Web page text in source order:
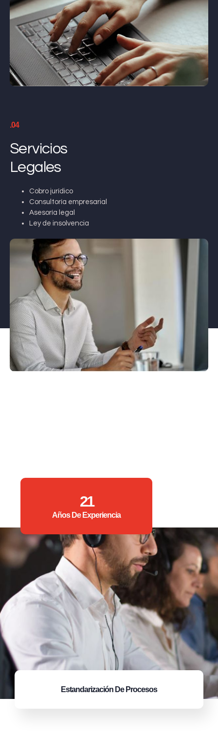
.04
Servicios
Legales
Cobro jurídico
Consultoría empresarial
Asesoría legal
Ley de insolvencia
21
Años De Experiencia
Estandarización De Procesos